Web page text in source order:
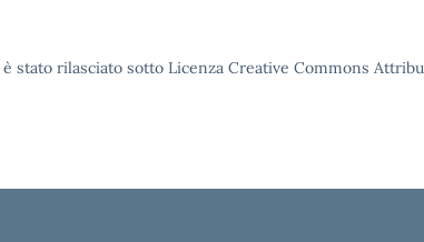
stato rilasciato sotto Licenza Creative Commons